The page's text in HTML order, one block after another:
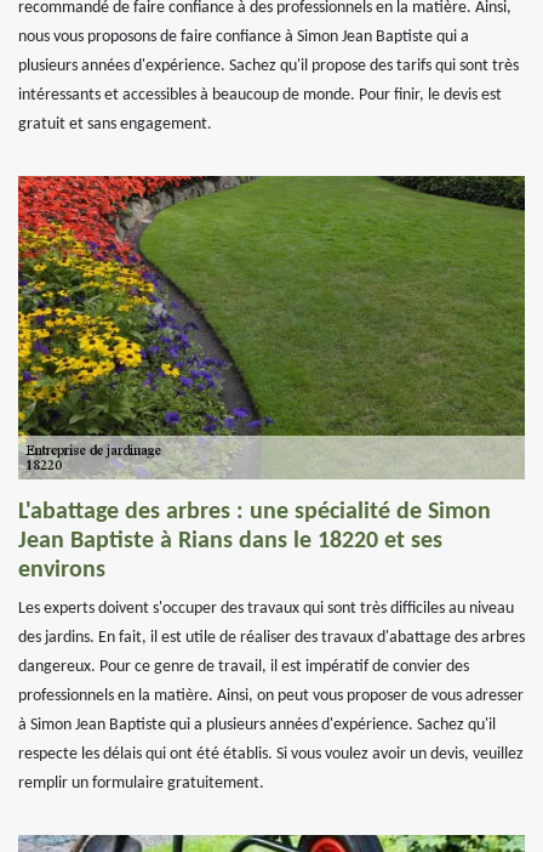
recommandé de faire confiance à des professionnels en la matière. Ainsi,
nous vous proposons de faire confiance à Simon Jean Baptiste qui a
plusieurs années d'expérience. Sachez qu'il propose des tarifs qui sont très
intéressants et accessibles à beaucoup de monde. Pour finir, le devis est
gratuit et sans engagement.
L'abattage des arbres : une spécialité de Simon
Jean Baptiste à Rians dans le 18220 et ses
environs
Les experts doivent s'occuper des travaux qui sont très difficiles au niveau
des jardins. En fait, il est utile de réaliser des travaux d'abattage des arbres
dangereux. Pour ce genre de travail, il est impératif de convier des
professionnels en la matière. Ainsi, on peut vous proposer de vous adresser
à Simon Jean Baptiste qui a plusieurs années d'expérience. Sachez qu'il
respecte les délais qui ont été établis. Si vous voulez avoir un devis, veuillez
remplir un formulaire gratuitement.